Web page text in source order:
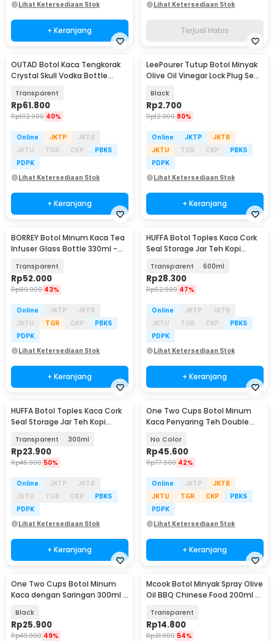
Lihat Ketersediaan Stok
+ Keranjang
Lihat Ketersediaan Stok
Terjual Habis
OUTAD Botol Kaca Tengkorak
Crystal Skull Vodka Bottle
Transparent
Rp61.800
Rp102.900 40%
Online JKTP
JKTB
JKTU
TGR CKP
PBKS
PDPK
Lihat Ketersediaan Stok
+ Keranjang
LeePourer Tutup Botol Minyak
Olive Oil Vinegar Lock Plug Seal
Black
Rp2.700
Rp12.900 80%
Online JKTP
JKTB
JKTU
TGR CKP
PBKS
PDPK
Lihat Ketersediaan Stok
+ Keranjang
BORREY Botol Minum Kaca Tea
Infuser Glass Bottle 330ml -
Transparent
Rp52.000
Rp89.900 43%
Online JKTP
JKTB
JKTU
TGR CKP
PBKS
PDPK
Lihat Ketersediaan Stok
+ Keranjang
HUFFA Botol Toples Kaca Cork
Seal Storage Jar Teh Kopi
Transparent 600ml
Rp28.300
Rp52.900 47%
Online JKTP
JKTB
JKTU
TGR CKP
PBKS
PDPK
Lihat Ketersediaan Stok
+ Keranjang
HUFFA Botol Toples Kaca Cork
Seal Storage Jar Teh Kopi
Transparent 300ml
Rp23.900
Rp46.900 50%
Online JKTP
JKTB
JKTU
TGR CKP
PBKS
PDPK
Lihat Ketersediaan Stok
+ Keranjang
One Two Cups Botol Minum
Kaca Penyaring Teh Double
No Color
Rp45.600
Rp77.900 42%
Online JKTP
JKTB
JKTU
TGR CKP
PBKS
PDPK
Lihat Ketersediaan Stok
+ Keranjang
One Two Cups Botol Minum
Kaca dengan Saringan 300ml -
Black
Rp25.900
Rp49.900 49%
Mcook Botol Minyak Spray Olive
Oil BBQ Chinese Food 200ml -
Transparent
Rp14.800
Rp31.900 54%